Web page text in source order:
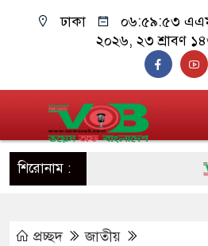
ঢাকা ০৬:৫৯:৫৪ এএম,
২৩ শ্রাবণ ১৪৩৩
শিরোনাম :
প্রচ্ছদ
জাতীয়